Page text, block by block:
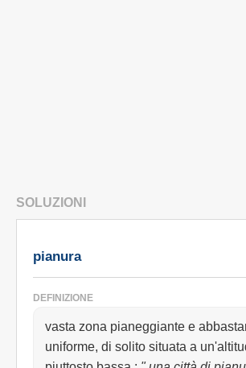
SOLUZIONI
pianura
DEFINIZIONE
vasta zona pianeggiante e
uniforme, di solito situata a